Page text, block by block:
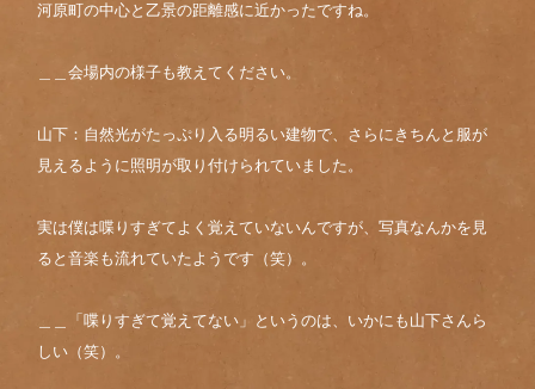
河原町の中心と乙景の距離感に近かったですね。
＿＿会場内の様子も教えてください。
山下：自然光がたっぷり入る明るい建物で、さらにきちんと服が
見えるように照明が取り付けられていました。
実は僕は喋りすぎてよく覚えていないんですが、写真なんかを見
ると音楽も流れていたようです（笑）。
＿＿「喋りすぎて覚えてない」というのは、いかにも山下さんら
しい（笑）。